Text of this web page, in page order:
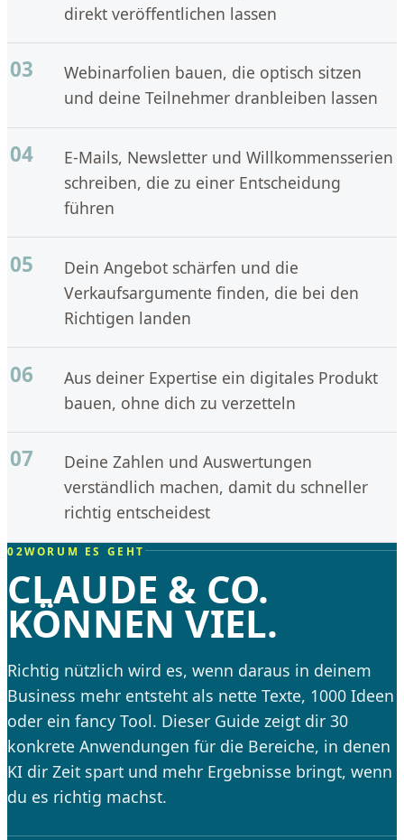
direkt veröffentlichen lassen
03
Webinarfolien bauen, die optisch sitzen
und deine Teilnehmer dranbleiben lassen
04
E-Mails, Newsletter und Willkommensserien
schreiben, die zu einer Entscheidung
führen
05
Dein Angebot schärfen und die
Verkaufsargumente finden, die bei den
Richtigen landen
06
Aus deiner Expertise ein digitales Produkt
bauen, ohne dich zu verzetteln
07
Deine Zahlen und Auswertungen
verständlich machen, damit du schneller
richtig entscheidest
02WORUM ES GEHT
CLAUDE & CO.
KÖNNEN VIEL.
Richtig nützlich wird es, wenn daraus in deinem
Business mehr entsteht als nette Texte, 1000 Ideen
oder ein fancy Tool. Dieser Guide zeigt dir 30
konkrete Anwendungen für die Bereiche, in denen
KI dir Zeit spart und mehr Ergebnisse bringt, wenn
du es richtig machst.